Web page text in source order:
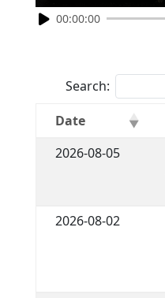
00:00:00
Search:
Date
2026-08-05
2026-08-02